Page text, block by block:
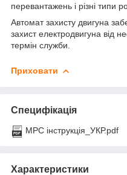
перевантажень і різні типи
Автомат захисту двигуна
захист електродвигуна від
термін служби.
Приховати
Специфікація
MPC інструкція_УКР.pdf
Характеристики